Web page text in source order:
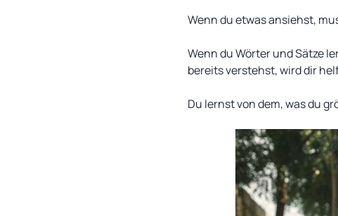
Wenn du etwas ansiehst,
Wenn du Wörter und Sätze
bereits verstehst, wird dir
Du lernst von dem, was du